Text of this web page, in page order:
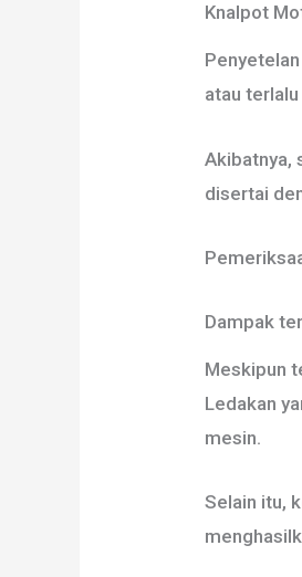
Knalpot
atau
Akibatnya,
disertai
Dampak
Meskipun
Ledakan
mesin.
Selain itu,